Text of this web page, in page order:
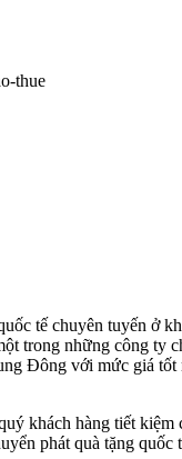
thue
tế chuyên tuyến ở
trong những công ty
Đông với mức giá tốt
khách hàng tiết
phát quà tặng quốc